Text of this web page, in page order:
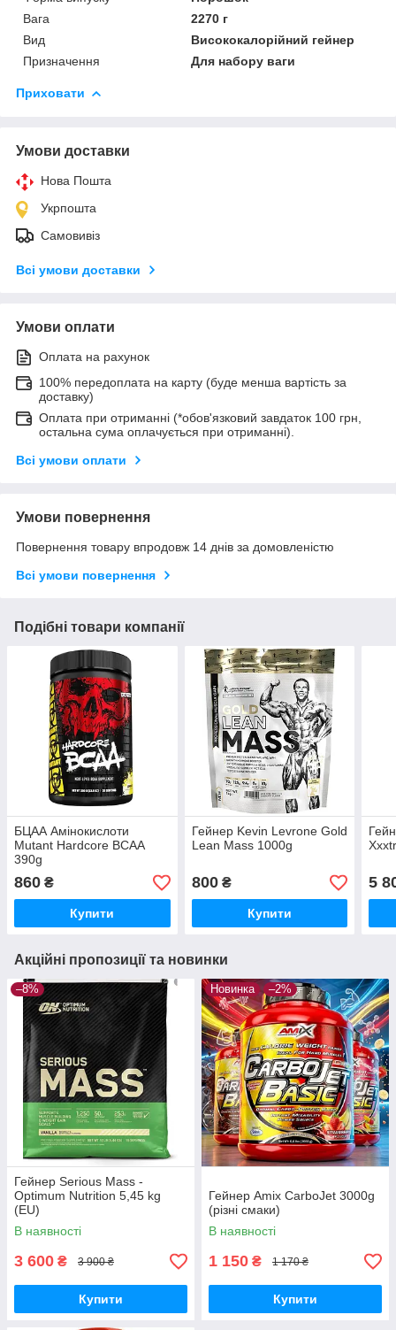
Вага
2270 г
Вид
Висококалорійний гейнер
Призначення
Для набору ваги
Приховати
Умови доставки
Нова Пошта
Укрпошта
Самовивіз
Всі умови доставки
Умови оплати
Оплата на рахунок
100% передоплата на карту (буде менша вартість за
доставку)
Оплата при отриманні (*обов'язковий завдаток 100 грн,
остальна сума оплачується при отриманні).
Всі умови оплати
Умови повернення
Повернення товару впродовж 14 днів за домовленістю
Всі умови повернення
Подібні товари компанії
БЦАА Амінокислоти
Mutant Hardcore BCAA
390g
860 ₴
Купити
Гейнер Kevin Levrone Gold
Lean Mass 1000g
800₴
Купити
5
Акційні пропозиції та новинки
–8%
Гейнер Serious Mass -
Optimum Nutrition 5,45 kg
(EU)
В наявності
3 600 ₴ 3 900 ₴
Купити
Новинка –2%
Гейнер Amix CarboJet 3000g
(різні смаки)
В наявності
1 150 ₴ 1 170 ₴
Купити